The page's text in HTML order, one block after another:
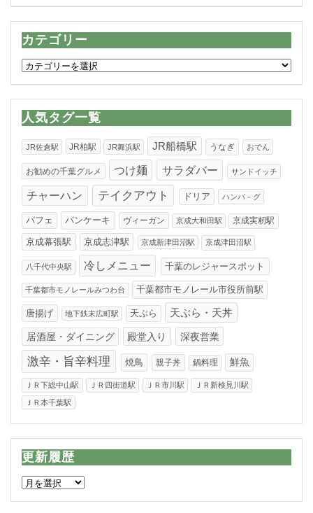
カテゴリー
カ
リ
ー
人気タグ一覧
JR佐倉駅 JR柏駅 JR舞浜駅 JR船橋駅 うなぎ おでん
お勧めの千葉グルメ つけ麺 サラダバー サンドイッチ
チャーハン テイクアウト ドリア ハンバ－グ
パフェ パンケーキ ヴィーガン 京成大和田駅 京成実籾駅
京成幕張駅 京成志津駅 京成新津田沼駅 京成津田沼駅
八千代中央駅 冷しメニュー 千葉のレジャースポット
千葉都市モノレールみつわ台 千葉都市モノレール市役所前駅
唐揚げ 地下鉄末広町駅 天ぷら 天ぷら・天丼
居酒屋・ダイニング 殿堂入り 深夜営業
激辛・旨辛料理 焼鳥 親子丼 鍋料理 鮮魚
ＪＲ下総中山駅 ＪＲ四街道駅 ＪＲ市川駅 ＪＲ新検見川駅
ＪＲ本千葉駅
更新履歴
更